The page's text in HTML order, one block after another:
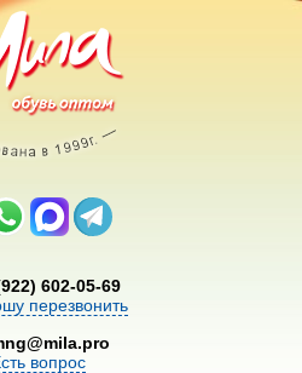
602-05-69
перезвонить
вопрос